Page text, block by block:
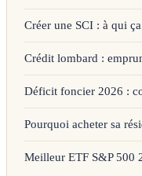
Créer une SCI : à qui
Crédit lombard :
Déficit foncier 2026 :
Pourquoi acheter sa
Meilleur ETF S&P 500